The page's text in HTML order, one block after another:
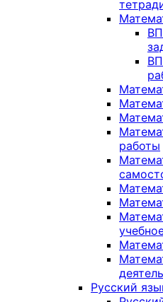
работы
Русский